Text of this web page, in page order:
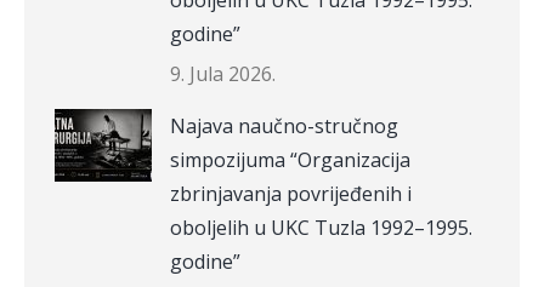
godine”
9. Jula 2026.
Najava naučno-stručnog
simpozijuma “Organizacija
zbrinjavanja povrijeđenih i
oboljelih u UKC Tuzla 1992–1995.
godine”